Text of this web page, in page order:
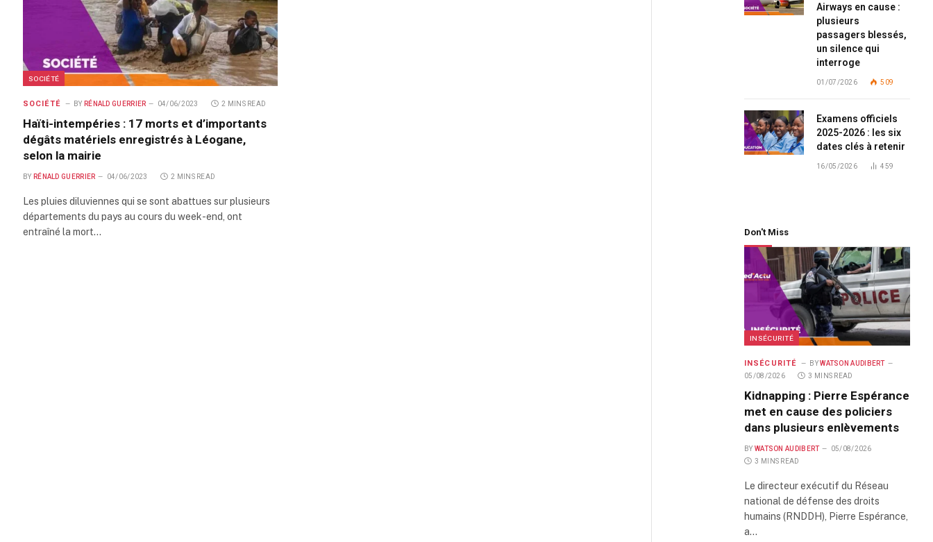
SOCIÉTÉ
SOCIÉTÉ BY RÉNALD GUERRIER 04/06/2023 2 MINS READ
Haïti-intempéries : 17 morts et d’importants
dégâts matériels enregistrés à Léogane,
selon la mairie
BY RÉNALD GUERRIER 04/06/2023 2 MINS READ
Les pluies diluviennes qui se sont abattues sur plusieurs
départements du pays au cours du week-end, ont
entraîné la mort…
Airways en cause :
plusieurs
passagers blessés,
un silence qui
interroge
01/07/2026 509
Examens officiels
2025-2026 : les six
dates clés à retenir
16/05/2026 459
Don't Miss
INSÉCURITÉ
INSÉCURITÉ BY WATSON AUDIBERT
05/08/2026
3 MINS READ
Kidnapping : Pierre Espérance
met en cause des policiers
dans plusieurs enlèvements
BY WATSON AUDIBERT
05/08/2026
3 MINS READ
Le directeur exécutif du Réseau
national de défense des droits
humains (RNDDH), Pierre Espérance,
a…